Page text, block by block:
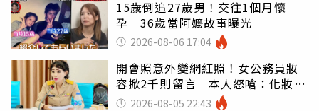
15歲倒追27歲男！交往1個月懷
孕 36歲當阿嬤故事曝光
2026-08-06 17:04
開會照意外變網紅照！女公務員妝
容掀2千則留言 本人怒嗆：化妝有
錯嗎2026-08-05 22:43